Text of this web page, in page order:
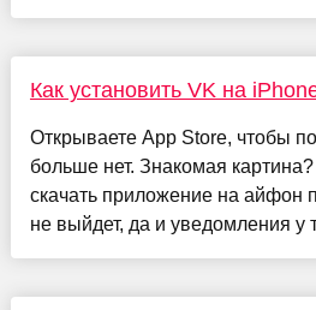
Как установить VK на
Открываете App Store, чтобы
больше нет. Знакомая
скачать приложение на айфон
не выйдет, да и уведомления у